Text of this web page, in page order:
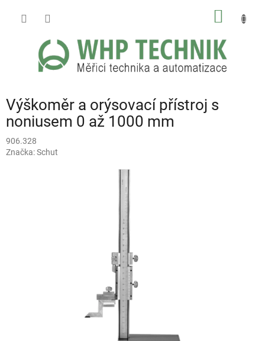
Výškoměr a orýsovací přístroj s
noniusem 0 až 1000 mm
906.328
Značka:Schut